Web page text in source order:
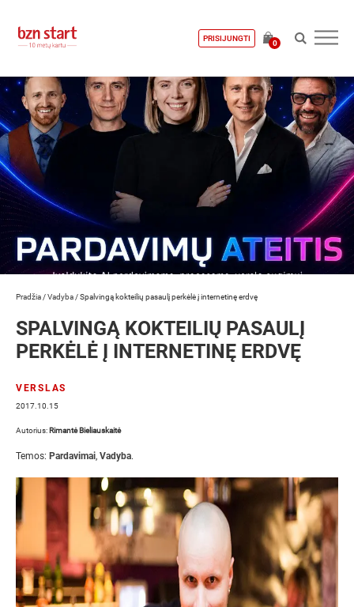
PRISIJUNGTI
0
Pradžia /Vadyba /Spalvingą kokteilių pasaulį perkėlė į internetinę erdvę
SPALVINGĄ KOKTEILIŲ PASAULĮ
PERKĖLĖ Į INTERNETINĘ ERDVĘ
VERSLAS
2017.10.15
Autorius: Rimantė Bieliauskaitė
Temos: Pardavimai, Vadyba.